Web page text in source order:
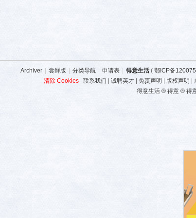
Archiver 尝鲜版 分类导航 申请表 得意生活 ( 鄂ICP备
清除 Cookies
联系我们 诚聘英才 免责声明 版权声明
得意生活 ® 得意 ® 得